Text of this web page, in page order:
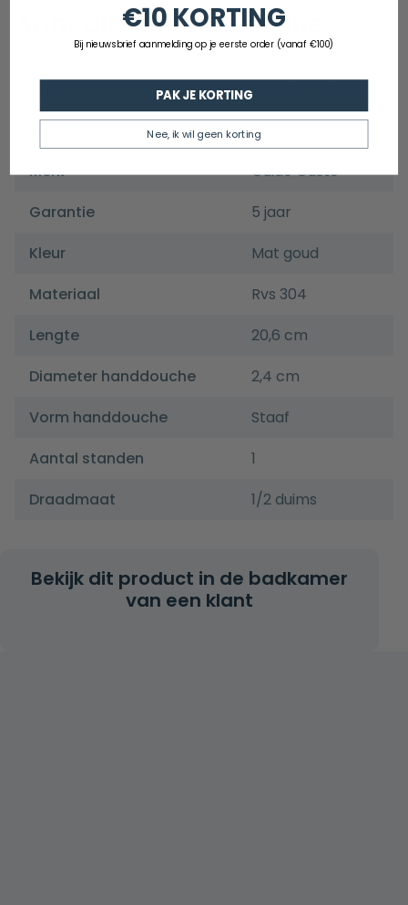
Aanvullende informatie
8720701507166
GGHD04
Merk
Guido Gusto
Garantie
5 jaar
Kleur
Mat goud
Materiaal
Rvs 304
Lengte
20,6 cm
Diameter handdouche
2,4 cm
Vorm handdouche
Staaf
Aantal standen
1
Draadmaat
1/2 duims
Bekijk dit product in de badkamer
van een klant
€10 KORTING
Bij nieuwsbrief aanmelding op je eerste order (vanaf €100)
PAK JE KORTING
Nee, ik wil geen korting